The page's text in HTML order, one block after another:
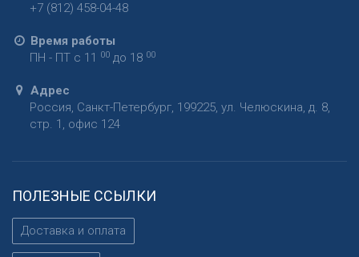
+7 (812) 458-04-48
Время работы
ПН - ПТ с 11
00 до 18 00
Адрес
Россия, Санкт-Петербург, 199225, ул. Челюскина, д. 8,
стр. 1, офис 124
ПОЛЕЗНЫЕ ССЫЛКИ
Доставка и оплата